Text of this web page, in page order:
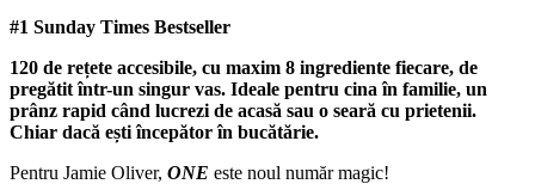
#1 Sunday Times Bestseller
120 de rețete accesibile, cu maxim 8 ingrediente fiecare, de
pregătit într-un singur vas. Ideale pentru cina în familie, un
prânz rapid când lucrezi de acasă sau o seară cu prietenii.
Chiar dacă ești începător în bucătărie.
Pentru Jamie Oliver, ONE este noul număr magic!